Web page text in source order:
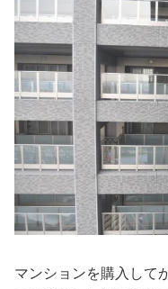
マンションを購入して